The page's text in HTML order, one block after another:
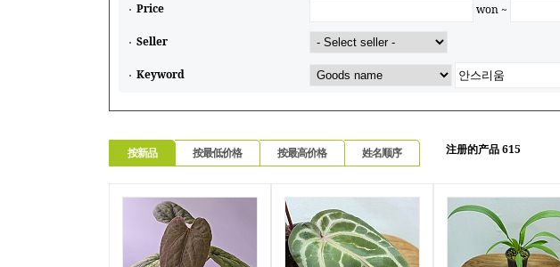
Price won ~
Seller
Keyword
按新品 按最低价格 按最高价格 姓名顺序 注册的产品 615